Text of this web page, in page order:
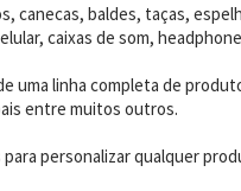
baldes, taças,
caixas de som,
linha completa de
entre muitos outros.
personalizar qualquer